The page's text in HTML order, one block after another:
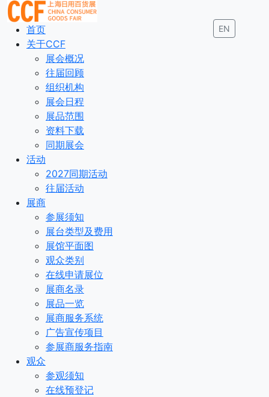
EN
首页
关于CCF
展会概况
往届回顾
组织机构
展会日程
展品范围
资料下载
同期展会
活动
2027同期活动
往届活动
展商
参展须知
展台类型及费用
展馆平面图
观众类别
在线申请展位
展商名录
展品一览
展商服务系统
广告宣传项目
参展商服务指南
观众
参观须知
在线预登记